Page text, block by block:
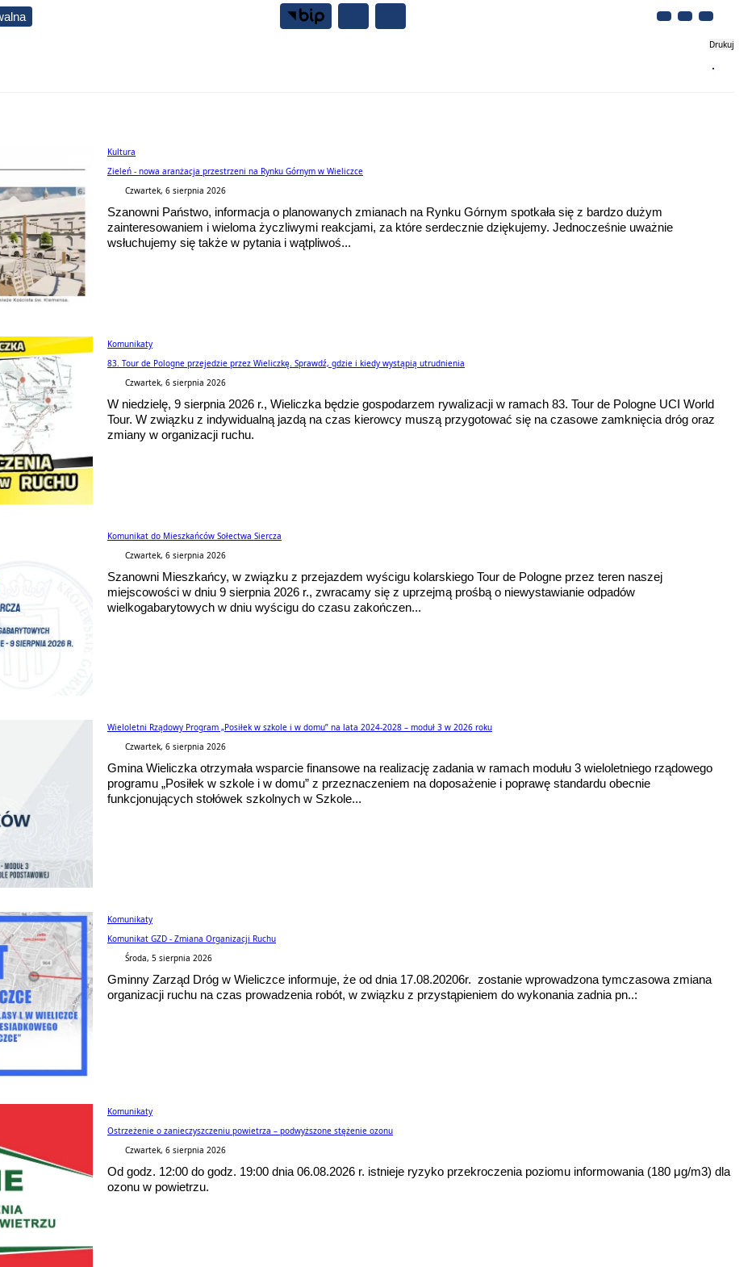
Drukuj
Kultura
Zieleń - nowa aranżacja przestrzeni na Rynku Górnym w Wieliczce
Czwartek, 6 sierpnia 2026
Szanowni Państwo, informacja o planowanych zmianach na Rynku Górnym spotkała się z bardzo dużym
zainteresowaniem i wieloma życzliwymi reakcjami, za które serdecznie dziękujemy. Jednocześnie uważnie
wsłuchujemy się także w pytania i wątpliwoś...
Komunikaty
83. Tour de Pologne przejedzie przez Wieliczkę. Sprawdź, gdzie i kiedy wystąpią utrudnienia
Czwartek, 6 sierpnia 2026
W niedzielę, 9 sierpnia 2026 r., Wieliczka będzie gospodarzem rywalizacji w ramach 83. Tour de Pologne UCI World
Tour. W związku z indywidualną jazdą na czas kierowcy muszą przygotować się na czasowe zamknięcia dróg oraz
zmiany w organizacji ruchu.
Komunikat do Mieszkańców Sołectwa Siercza
Czwartek, 6 sierpnia 2026
Szanowni Mieszkańcy, w związku z przejazdem wyścigu kolarskiego Tour de Pologne przez teren naszej
miejscowości w dniu 9 sierpnia 2026 r., zwracamy się z uprzejmą prośbą o niewystawianie odpadów
wielkogabarytowych w dniu wyścigu do czasu zakończen...
Wieloletni Rządowy Program „Posiłek w szkole i w domu” na lata 2024-2028 – moduł 3 w 2026 roku
Czwartek, 6 sierpnia 2026
Gmina Wieliczka otrzymała wsparcie finansowe na realizację zadania w ramach modułu 3 wieloletniego rządowego
programu „Posiłek w szkole i w domu” z przeznaczeniem na doposażenie i poprawę standardu obecnie
funkcjonujących stołówek szkolnych w Szkole...
Komunikaty
Komunikat GZD - Zmiana Organizacji Ruchu
Środa, 5 sierpnia 2026
Gminny Zarząd Dróg w Wieliczce informuje, że od dnia 17.08.20206r. zostanie wprowadzona tymczasowa zmiana
organizacji ruchu na czas prowadzenia robót, w związku z przystąpieniem do wykonania zadnia pn..:
Komunikaty
Ostrzeżenie o zanieczyszczeniu powietrza – podwyższone stężenie ozonu
Czwartek, 6 sierpnia 2026
Od godz. 12:00 do godz. 19:00 dnia 06.08.2026 r. istnieje ryzyko przekroczenia poziomu informowania (180 μg/m3) dla
ozonu w powietrzu.